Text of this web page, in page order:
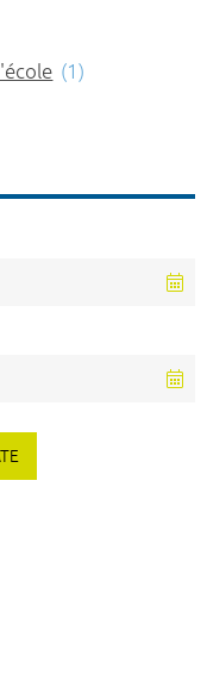
(1)